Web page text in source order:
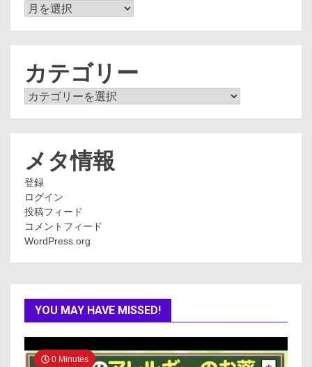
ア
カテゴリー
カ
メタ情報
登録
ログイン
投稿フィード
コメントフィード
WordPress.org
YOU MAY HAVE MISSED!
0 Minutes